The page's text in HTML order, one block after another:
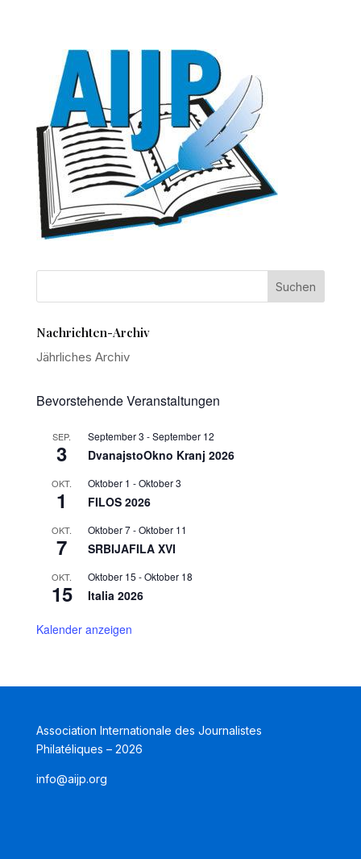
Nachrichten-Archiv
Jährliches Archiv
Bevorstehende Veranstaltungen
SEP.
3
September 3 -September 12
DvanajstoOkno Kranj 2026
OKT.
1
Oktober 1 -Oktober 3
FILOS 2026
OKT.
7
Oktober 7-Oktober 11
SRBIJAFILA XVI
OKT.
15
Oktober 15 -Oktober 18
Italia 2026
Kalender anzeigen
Association Internationale des Journalistes
Philatéliques – 2026
info@aijp.org